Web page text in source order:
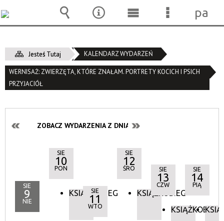
Jesteś Tutaj KALENDARZ WYDARZEŃ
WERNISAŻ: ZWIERZĘTA, KTÓRE ZNAŁAM. PORTRETY KOCICH I PSICH
PRZYJACIÓŁ
ZOBACZ WYDARZENIA Z DNIA:
SIE
9
NIE
SIE
10
PON
KSIĄŻKOBIEG
SIE
11
WTO
SIE
12
ŚRO
KSIĄŻKOBIEG
SIE
13
CZW
KSIĄŻKOBIEG
SIE
14
PIĄ
Wyszukiwarka
Narzędzia
MenuMenu